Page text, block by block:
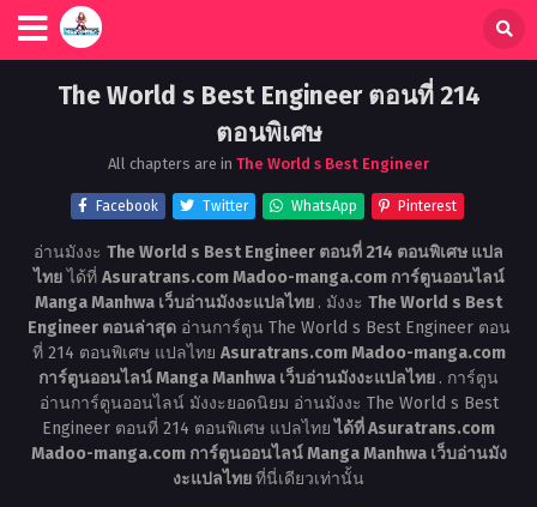
The World s Best Engineer ตอนที่ 214
ตอนพิเศษ
All chapters are in The World s Best Engineer
Facebook Twitter WhatsApp Pinterest
อ่านมังงะ The World s Best Engineer ตอนที่ 214 ตอนพิเศษ แปล
ไทยได้ที่ Asuratrans.com Madoo-manga.com การ์ตูนออนไลน์
Manga Manhwa เว็บอ่านมังงะแปลไทย . มังงะ The World s Best
Engineer ตอนล่าสุดอ่านการ์ตูน The World s Best Engineer ตอน
ที่ 214 ตอนพิเศษ แปลไทย Asuratrans.com Madoo-manga.com
การ์ตูนออนไลน์ Manga Manhwa เว็บอ่านมังงะแปลไทย . การ์ตูน
อ่านการ์ตูนออนไลน์ มังงะยอดนิยม อ่านมังงะ The World s Best
Engineer ตอนที่ 214 ตอนพิเศษ แปลไทยได้ที่ Asuratrans.com
Madoo-manga.com การ์ตูนออนไลน์ Manga Manhwa เว็บอ่านมัง
งะแปลไทยที่นี่เดียวเท่านั้น